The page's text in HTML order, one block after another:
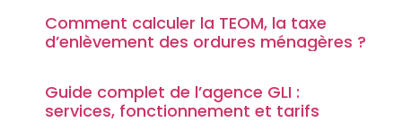
Comment calculer la TEOM, la taxe
d’enlèvement des ordures ménagères ?
Guide complet de l’agence GLI :
services, fonctionnement et tarifs